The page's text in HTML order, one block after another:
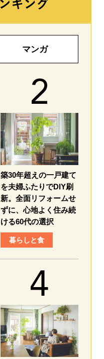
マンガ
築30年超えの一戸建て
を夫婦ふたりでDIY刷
新。全面リフォームせ
ずに、心地よく住み続
ける60代の選択
暮らしと食